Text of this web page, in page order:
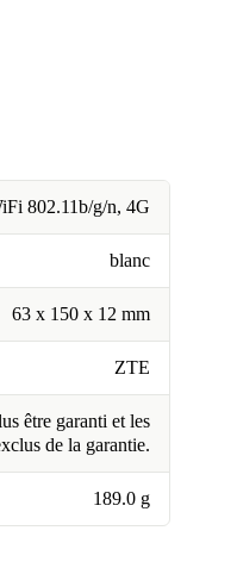
802.11b/g/n, 4G
blanc
63 x 150 x 12 mm
ZTE
être garanti et les
de la garantie.
189.0 g